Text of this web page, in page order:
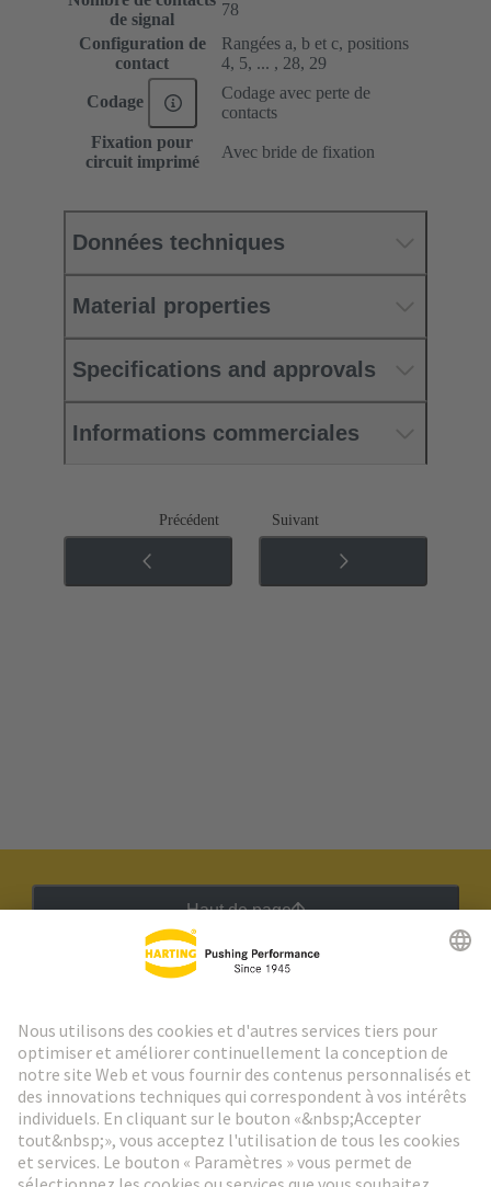
de signal
78
Configuration de
contact
Rangées a, b et c, positions
4, 5, ... , 28, 29
Codage
Codage avec perte de
contacts
Fixation pour
circuit imprimé
Avec bride de fixation
Données techniques
Material properties
Specifications and approvals
Informations commerciales
Précédent Suivant
Haut de page
Aller à l'inscription